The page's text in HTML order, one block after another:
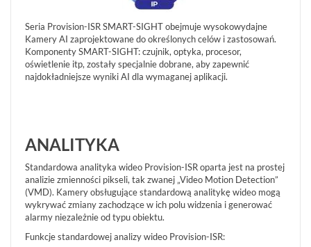
(29)
NOWOŚCI
(76)
PROMOCJE
REJESTRACJA
KONFIGURATOR
Informacje
Seria Provision-ISR SMART-SIGHT obejmuje wysokowydajne
Kamery AI zaprojektowane do określonych celów i zastosowań.
Komponenty SMART-SIGHT: czujnik, optyka, procesor,
oświetlenie itp, zostały specjalnie dobrane, aby zapewnić
najdokładniejsze wyniki AI dla wymaganej aplikacji.
ANALITYKA
Standardowa analityka wideo Provision-ISR oparta jest na prostej
analizie zmienności pikseli, tak zwanej „Video Motion Detection”
(VMD). Kamery obsługujące standardową analitykę wideo mogą
wykrywać zmiany zachodzące w ich polu widzenia i generować
alarmy niezależnie od typu obiektu.
Funkcje standardowej analizy wideo Provision-ISR: